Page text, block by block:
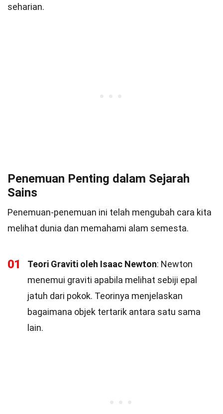
seharian.
Penemuan Penting dalam Sejarah
Sains
Penemuan-penemuan ini telah mengubah cara kita
melihat dunia dan memahami alam semesta.
01 Teori Graviti oleh Isaac Newton: Newton
menemui graviti apabila melihat sebiji epal
jatuh dari pokok. Teorinya menjelaskan
bagaimana objek tertarik antara satu sama
lain.